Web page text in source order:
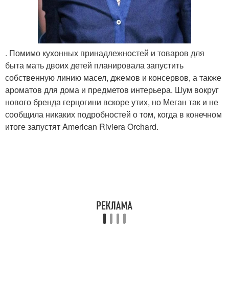
. Помимо кухонных принадлежностей и товаров для
быта мать двоих детей планировала запустить
собственную линию масел, джемов и консервов, а также
ароматов для дома и предметов интерьера. Шум вокруг
нового бренда герцогини вскоре утих, но Меган так и не
сообщила никаких подробностей о том, когда в конечном
итоге запустят American Riviera Orchard.